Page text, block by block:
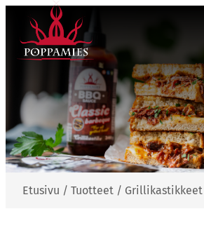
sisältöön
Etusivu / Tuotteet / Grillikastikkeet